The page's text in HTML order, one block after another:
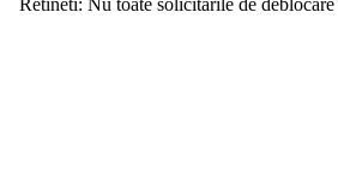
Retineti: Nu toate solicitarile de